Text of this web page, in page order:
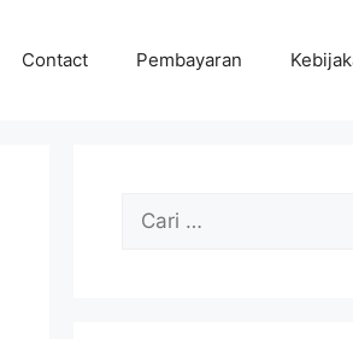
Contact Pembayaran
Cari